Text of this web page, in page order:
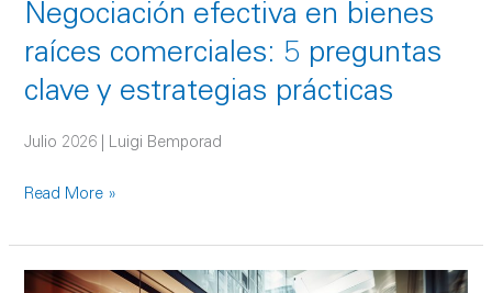
Negociación efectiva en bienes
raíces comerciales: 5 preguntas
clave y estrategias prácticas
Julio 2026 | Luigi Bemporad
estrategias
prácticas
Read More »
Retail